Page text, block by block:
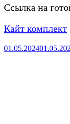
Ссылка на
Кайт комплект
01.05.2024